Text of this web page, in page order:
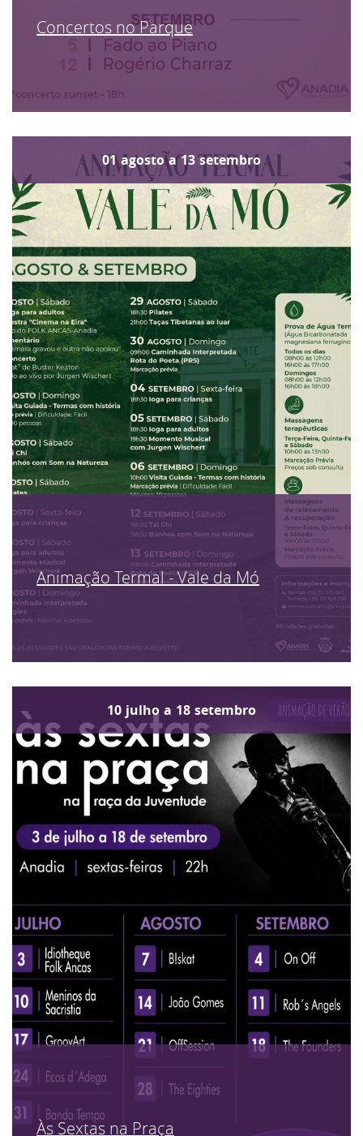
Concertos no Parque
01 agosto a 13 setembro
Animação Termal - Vale da Mó
10 julho a 18 setembro
Às Sextas na Praça